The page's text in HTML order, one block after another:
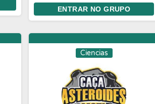
ou
discutimos descobertas
recentes, avanços
tecnológicos, pesquisas
inovadoras e os impactos da
ciência no nosso dia a dia.
Compartilhamos notícias,
artigos, vídeos e promovemos
debates saudáveis sobre
temas atuais de diversas áreas:
ENTRAR NO GRUPO
Ciencias